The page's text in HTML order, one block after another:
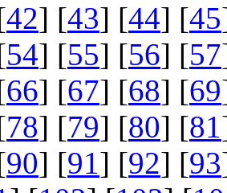
42] [43] [44] [45
54] [55] [56] [57
66] [67] [68] [69
78] [79] [80] [81
90] [91] [92] [93